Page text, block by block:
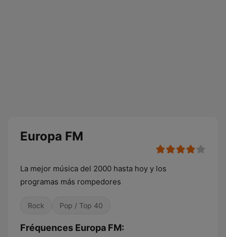
Europa FM
La mejor música del 2000 hasta hoy y los
programas más rompedores
Rock Pop / Top 40
Fréquences Europa FM: